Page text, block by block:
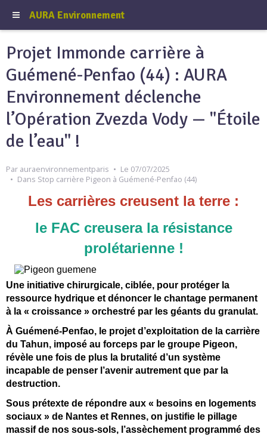
AURA Environnement
Projet Immonde carrière à
Guémené-Penfao (44) : AURA
Environnement déclenche
l’Opération Zvezda Vody — "Étoile
de l’eau" !
Par auraenvironnementparis
Le 07/07/2025
Dans Stop carrière Pigeon à Guémené-Penfao (44)
Les carrières creusent la terre :
le FAC creusera la résistance
prolétarienne !
Une initiative chirurgicale, ciblée, pour protéger la
ressource hydrique et dénoncer le chantage permanent
à la « croissance » orchestré par les géants du granulat.
À Guémené-Penfao, le projet d’exploitation de la carrière
du Tahun, imposé au forceps par le groupe Pigeon,
révèle une fois de plus la brutalité d’un système
incapable de penser l’avenir autrement que par la
destruction.
Sous prétexte de répondre aux « besoins en logements
sociaux » de Nantes et Rennes, on justifie le pillage
massif de nos sous-sols, l’assèchement programmé des